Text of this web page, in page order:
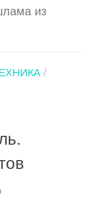
из
/